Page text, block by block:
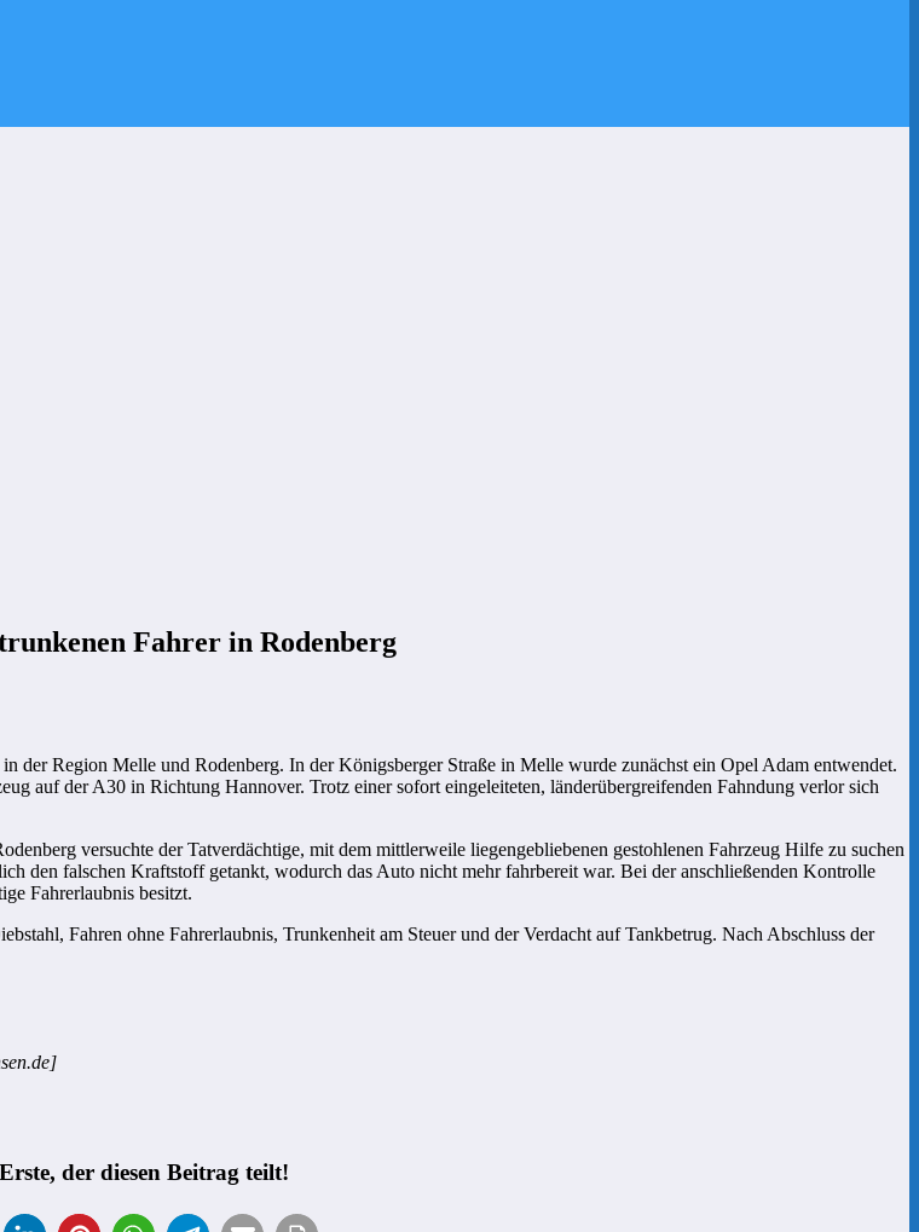
Fahrer in Rodenberg
der Region Melle und Rodenberg. In der Königsberger Straße in Melle wurde zunächst ein Opel Adam entwendet.
auf der A30 in Richtung Hannover. Trotz einer sofort eingeleiteten, länderübergreifenden Fahndung verlor sich
versuchte der Tatverdächtige, mit dem mittlerweile liegengebliebenen gestohlenen Fahrzeug Hilfe zu suchen
den falschen Kraftstoff getankt, wodurch das Auto nicht mehr fahrbereit war. Bei der anschließenden Kontrolle
Fahrerlaubnis besitzt.
Fahren ohne Fahrerlaubnis, Trunkenheit am Steuer und der Verdacht auf Tankbetrug. Nach Abschluss der
der diesen Beitrag teilt!